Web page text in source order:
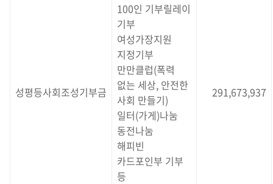
성평등사회조성기부금
100인 기부릴레이
기부
여성가장지원
지정기부
만만클럽(폭력
없는 세상, 안전한
사회 만들기)
일터(가게)나눔
동전나눔
해피빈
카드포인부 기부
등
291,673,937